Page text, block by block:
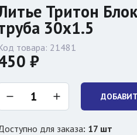
Тритон
30х1.5
товара: 21481
₽
для заказа: 17 шт